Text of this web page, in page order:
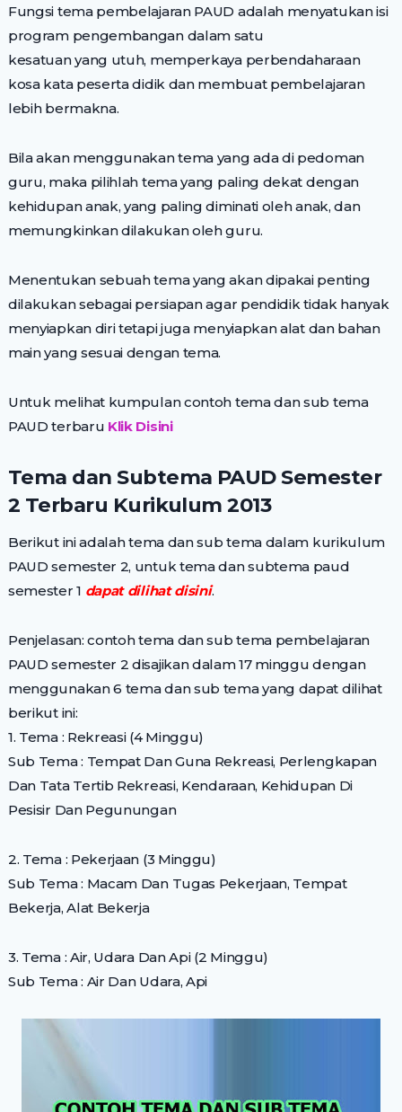
Fungsi tema pembelajaran PAUD adalah menyatukan isi
program pengembangan dalam satu
kesatuan yang utuh, memperkaya perbendaharaan
kosa kata peserta didik dan membuat pembelajaran
lebih bermakna.
Bila akan menggunakan tema yang ada di pedoman
guru, maka pilihlah tema yang paling dekat dengan
kehidupan anak, yang paling diminati oleh anak, dan
memungkinkan dilakukan oleh guru.
Menentukan sebuah tema yang akan dipakai penting
dilakukan sebagai persiapan agar pendidik tidak hanyak
menyiapkan diri tetapi juga menyiapkan alat dan bahan
main yang sesuai dengan tema.
Untuk melihat kumpulan contoh tema dan sub tema
PAUD terbaru Klik Disini
Tema dan Subtema PAUD Semester
2 Terbaru Kurikulum 2013
Berikut ini adalah tema dan sub tema dalam kurikulum
PAUD semester 2, untuk tema dan subtema paud
semester 1 dapat dilihat disini.
Penjelasan: contoh tema dan sub tema pembelajaran
PAUD semester 2 disajikan dalam 17 minggu dengan
menggunakan 6 tema dan sub tema yang dapat dilihat
berikut ini:
1. Tema : Rekreasi (4 Minggu)
Sub Tema : Tempat Dan Guna Rekreasi, Perlengkapan
Dan Tata Tertib Rekreasi, Kendaraan, Kehidupan Di
Pesisir Dan Pegunungan
2. Tema : Pekerjaan (3 Minggu)
Sub Tema : Macam Dan Tugas Pekerjaan, Tempat
Bekerja, Alat Bekerja
3. Tema : Air, Udara Dan Api (2 Minggu)
Sub Tema : Air Dan Udara, Api